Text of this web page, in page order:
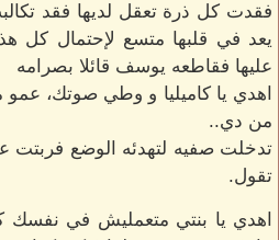
فقدت كل ذرة تعقل لديها فقد
يعد في قلبها متسع لإحتمال كل
عليها فقاطعه يوسف قائلا بصرامه
اهدي يا كاميليا و وطي صوتك،
من دي..
تدخلت صفيه لتهدئه الوضع فربتت
تقول.
اهدي يا بنتي متعمليش في نفسك